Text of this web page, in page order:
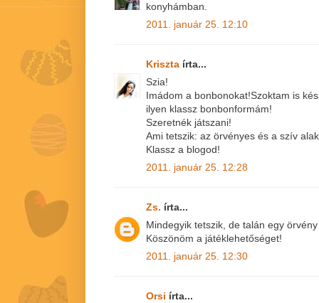
konyhámban.
2011. január 25. 12:10
Kriszta írta...
Szia!
Imádom a bonbonokat!Szoktam is
ilyen klassz bonbonformám!
Szeretnék játszani!
Ami tetszik: az örvényes és a szív
Klassz a blogod!
2011. január 25. 12:28
Zs. írta...
Mindegyik tetszik, de talán egy
Köszönöm a játéklehetőséget!
2011. január 25. 12:30
Orsi írta...